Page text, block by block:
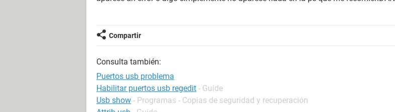
Compartir
Consulta también:
Puertos usb problema
Habilitar puertos usb regedit - Guide
Usb show - Programas - Copias de seguridad y recuperación